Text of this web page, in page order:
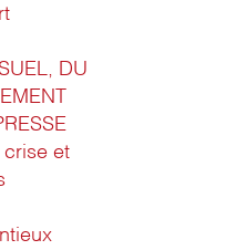
DU
crise et